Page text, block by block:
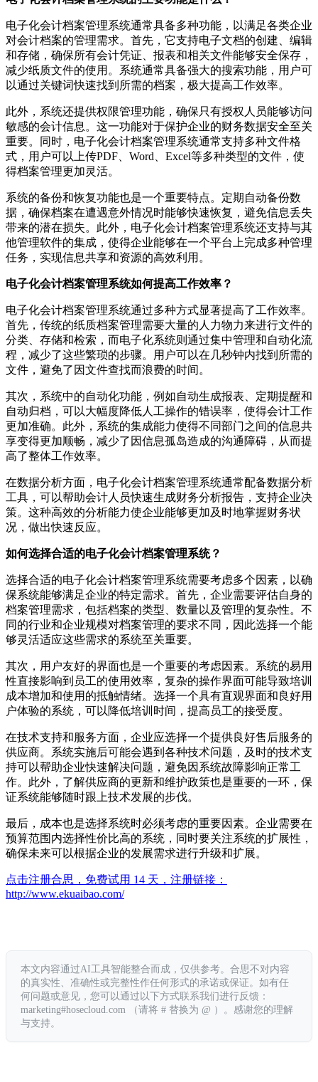
电子化会计档案管理系统通常具备多种功能，以满足各类企业
对会计档案的管理需求。首先，它支持电子文档的创建、编辑
和存储，确保所有会计凭证、报表和相关文件能够安全保存，
减少纸质文件的使用。系统通常具备强大的搜索功能，用户可
以通过关键词快速找到所需的档案，极大提高工作效率。
此外，系统还提供权限管理功能，确保只有授权人员能够访问
敏感的会计信息。这一功能对于保护企业的财务数据安全至关
重要。同时，电子化会计档案管理系统通常支持多种文件格
式，用户可以上传PDF、Word、Excel等多种类型的文件，使
得档案管理更加灵活。
系统的备份和恢复功能也是一个重要特点。定期自动备份数
据，确保档案在遭遇意外情况时能够快速恢复，避免信息丢失
带来的潜在损失。此外，电子化会计档案管理系统还支持与其
他管理软件的集成，使得企业能够在一个平台上完成多种管理
任务，实现信息共享和资源的高效利用。
电子化会计档案管理系统如何提高工作效率？
电子化会计档案管理系统通过多种方式显著提高了工作效率。
首先，传统的纸质档案管理需要大量的人力物力来进行文件的
分类、存储和检索，而电子化系统则通过集中管理和自动化流
程，减少了这些繁琐的步骤。用户可以在几秒钟内找到所需的
文件，避免了因文件查找而浪费的时间。
其次，系统中的自动化功能，例如自动生成报表、定期提醒和
自动归档，可以大幅度降低人工操作的错误率，使得会计工作
更加准确。此外，系统的集成能力使得不同部门之间的信息共
享变得更加顺畅，减少了因信息孤岛造成的沟通障碍，从而提
高了整体工作效率。
在数据分析方面，电子化会计档案管理系统通常配备数据分析
工具，可以帮助会计人员快速生成财务分析报告，支持企业决
策。这种高效的分析能力使企业能够更加及时地掌握财务状
况，做出快速反应。
如何选择合适的电子化会计档案管理系统？
选择合适的电子化会计档案管理系统需要考虑多个因素，以确
保系统能够满足企业的特定需求。首先，企业需要评估自身的
档案管理需求，包括档案的类型、数量以及管理的复杂性。不
同的行业和企业规模对档案管理的要求不同，因此选择一个能
够灵活适应这些需求的系统至关重要。
其次，用户友好的界面也是一个重要的考虑因素。系统的易用
性直接影响到员工的使用效率，复杂的操作界面可能导致培训
成本增加和使用的抵触情绪。选择一个具有直观界面和良好用
户体验的系统，可以降低培训时间，提高员工的接受度。
在技术支持和服务方面，企业应选择一个提供良好售后服务的
供应商。系统实施后可能会遇到各种技术问题，及时的技术支
持可以帮助企业快速解决问题，避免因系统故障影响正常工
作。此外，了解供应商的更新和维护政策也是重要的一环，保
证系统能够随时跟上技术发展的步伐。
最后，成本也是选择系统时必须考虑的重要因素。企业需要在
预算范围内选择性价比高的系统，同时要关注系统的扩展性，
确保未来可以根据企业的发展需求进行升级和扩展。
点击注册合思，免费试用 14 天，注册链接：
http://www.ekuaibao.com/
本文内容通过AI工具智能整合而成，仅供参考。合思不对内容
的真实性、准确性或完整性作任何形式的承诺或保证。如有任
何问题或意见，您可以通过以下方式联系我们进行反馈：
marketing#hosecloud.com （请将 # 替换为 @ ）。感谢您的理解
与支持。